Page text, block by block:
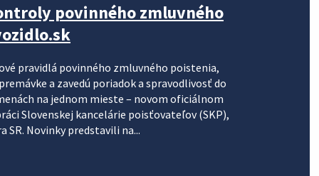
povinného zmluvného
pravidlá povinného zmluvného poistenia,
a zavedú poriadok a spravodlivosť do
na jednom mieste – novom oficiálnom
Slovenskej kancelárie poisťovateľov (SKP),
SR. Novinky predstavili na...